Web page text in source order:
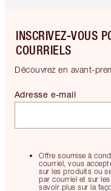
INSCRIVEZ-VOUS
COURRIELS
Découvrez en avant-
Offre soumise à
courriel, vous
sur les produits ou
par courriel et sur
savoir plus sur la
Adresse e-mail